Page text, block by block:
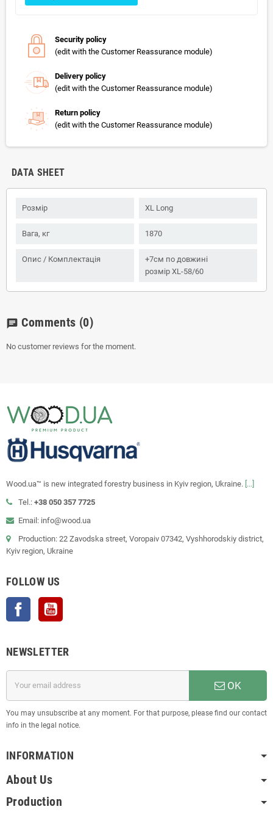
Security policy
(edit with the Customer Reassurance module)
Delivery policy
(edit with the Customer Reassurance module)
Return policy
(edit with the Customer Reassurance module)
DATA SHEET
Розмір XL Long
Вага, кг 1870
Опис / Комплектація
+7см по довжині
розмір XL-58/60
chat Comments (0)
No customer reviews for the moment.
Wood.ua™ is new integrated forestry business in Kyiv region, Ukraine. [...]
Tel.: +38 050 357 7725
Email: info@wood.ua
Production: 22 Zavodska street, Voropaiv 07342, Vyshhorodskiy district,
Kyiv region, Ukraine
FOLLOW US
Facebook
NEWSLETTER
OK
You may unsubscribe at any moment. For that purpose, please find our contact
info in the legal notice.
INFORMATION
About Us
Production